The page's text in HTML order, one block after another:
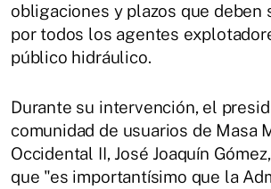
obligaciones y plazos que deben
por todos los agentes
público hidráulico.
Durante su intervención, el
comunidad de usuarios de Masa
Occidental II, José Joaquín
que "es importantísimo que la